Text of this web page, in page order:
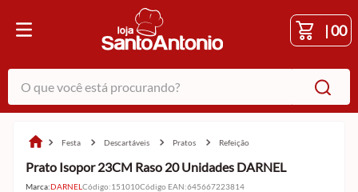
|00
O que você está procurando?
festa descartáveis pratos refeição
Prato Isopor 23CM Raso 20 Unidades DARNEL
Marca:DARNEL Código:151010Código EAN:645667223814